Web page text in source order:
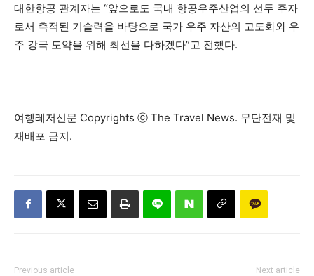
대한항공 관계자는 “앞으로도 국내 항공우주산업의 선두 주자
로서 축적된 기술력을 바탕으로 국가 우주 자산의 고도화와 우
주 강국 도약을 위해 최선을 다하겠다”고 전했다.
여행레저신문 Copyrights ⓒ The Travel News. 무단전재 및
재배포 금지.
Previous article Next article